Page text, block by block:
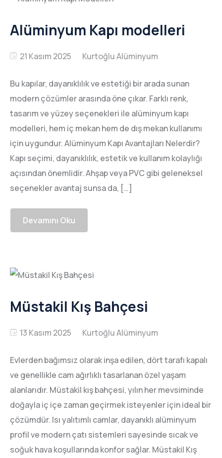
Alüminyum Kapı modelleri
21 Kasım 2025
Bu kapılar, dayanıklılık ve estetiği bir arada sunan
modern çözümler arasında öne çıkar. Farklı renk,
tasarım ve yüzey seçenekleri ile alüminyum kapı
modelleri, hem iç mekan hem de dış mekan kullanımı
için uygundur. Alüminyum Kapı Avantajları Nelerdir?
Kapı seçimi, dayanıklılık, estetik ve kullanım kolaylığı
açısından önemlidir. Ahşap veya PVC gibi geleneksel
seçenekler avantaj sunsa da, […]
Devamını Oku
Müstakil Kış Bahçesi
13 Kasım 2025
Evlerden bağımsız olarak inşa edilen, dört tarafı kapalı
ve genellikle cam ağırlıklı tasarlanan özel yaşam
alanlarıdır. Müstakil kış bahçesi, yılın her mevsiminde
doğayla iç içe zaman geçirmek isteyenler için ideal bir
çözümdür. Isı yalıtımlı camlar, dayanıklı alüminyum
profil ve modern çatı sistemleri sayesinde sıcak ve
soğuk hava koşullarında konfor sağlar. Müstakil Kış